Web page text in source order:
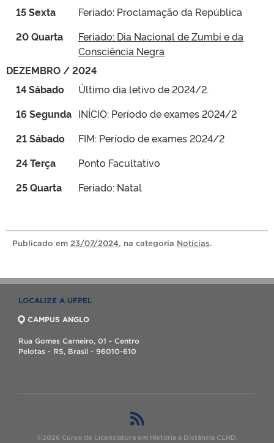
15 Sexta
Feriado: Proclamação da República
20 Quarta
Feriado: Dia Nacional de Zumbi e da
Consciência Negra
DEZEMBRO / 2024
14 Sábado
Último dia letivo de 2024/2.
16 Segunda INÍCIO: Período de exames 2024/2
21 Sábado
FIM: Período de exames 2024/2
24 Terça
Ponto Facultativo
25 Quarta
Feriado: Natal
Publicado em 23/07/2024, na categoria Notícias.
LOCALIZE A UFPEL
CAMPUS ANGLO
Rua Gomes Carneiro, 01 - Centro
Pelotas - RS, Brasil - 96010-610
©2026 Curso de Licenciatura em História a Distância CLHD.